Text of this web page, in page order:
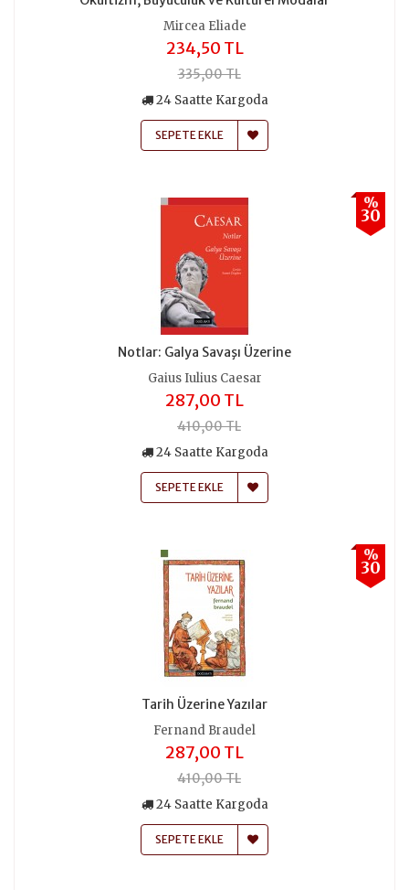
Mircea Eliade
234,50 TL
335,00 TL
24 Saatte Kargoda
SEPETE EKLE
%
30
Notlar: Galya Savaşı Üzerine
Gaius Iulius Caesar
287,00 TL
410,00 TL
24 Saatte Kargoda
SEPETE EKLE
%
30
Tarih Üzerine Yazılar
Fernand Braudel
287,00 TL
410,00 TL
24 Saatte Kargoda
SEPETE EKLE